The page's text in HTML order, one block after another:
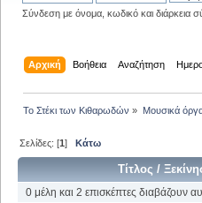
Σύνδεση με όνομα, κωδικό και διάρκεια
Αρχική Βοήθεια Αναζήτηση
Το Στέκι των Κιθαρωδών » Μουσικά
Σελίδες: [1]Κάτω
Τίτλος /
0 μέλη και 2 επισκέπτες διαβάζουν